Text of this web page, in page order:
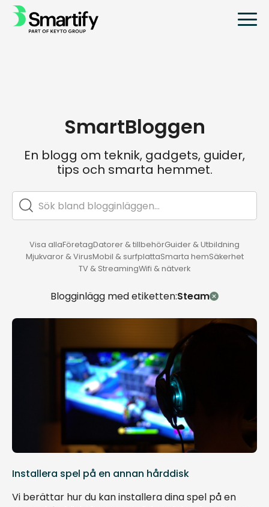
SmartBloggen
En blogg om teknik, gadgets, guider,
tips och smarta hemmet.
Visa allaFöretagDatorer & tillbehörGuider & Utbildning
Mjukvaror & VirusMobil & surfplattaSmarta hemSäkerhet
TV & StreamingWifi & nätverk
Blogginlägg med etiketten:Steam
Installera spel på en annan hårddisk
Vi berättar hur du kan installera dina spel på en